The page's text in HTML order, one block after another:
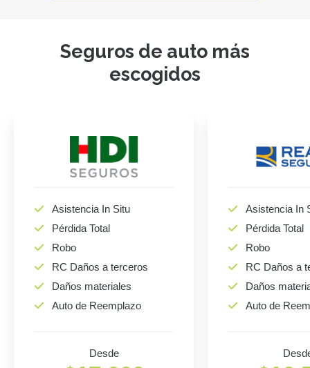
Seguros de auto más
escogidos
Asistencia In Situ
Pérdida Total
Robo
RC Daños a terceros
Daños materiales
Auto de Reemplazo
Desde
Asistencia In
Pérdida Total
Robo
RC Daños a
Daños
Auto de